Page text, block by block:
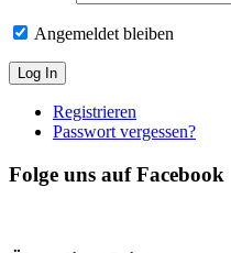
Angemeldet bleiben
Registrieren
Passwort vergessen?
Folge uns auf Facebook